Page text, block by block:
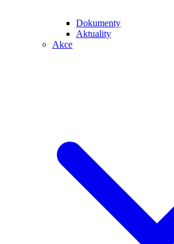
Dokumenty
Aktuality
Akce